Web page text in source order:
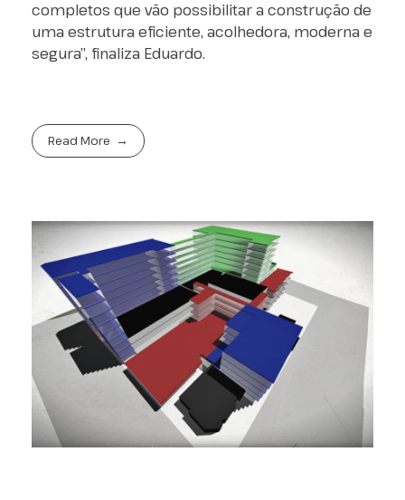
completos que vão possibilitar a construção de
uma estrutura eficiente, acolhedora, moderna e
segura”, finaliza Eduardo.
Read More